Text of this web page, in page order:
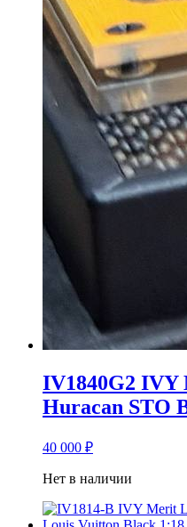
IV1840G2
Huracan STO
40 000 ₽
Нет в наличии